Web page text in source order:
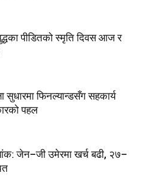
पीडितको स्मृति दिवस आज र
सुधारमा फिनल्यान्डसँग सहकार्य
पहल
जेन–जी उमेरमा खर्च बढी, २७–